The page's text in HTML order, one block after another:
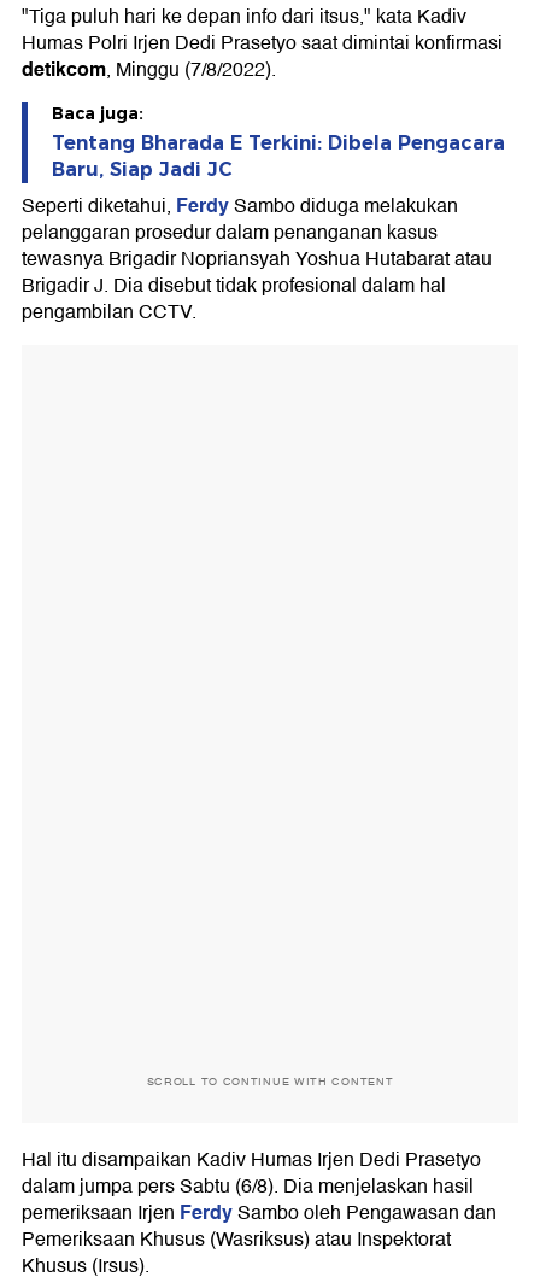
"Tiga puluh hari ke depan info dari itsus," kata Kadiv
Humas Polri Irjen Dedi Prasetyo saat dimintai konfirmasi
detikcom, Minggu (7/8/2022).
Baca juga:
Tentang Bharada E Terkini: Dibela Pengacara
Baru, Siap Jadi JC
Seperti diketahui, FerdySambo diduga melakukan
pelanggaran prosedur dalam penanganan kasus
tewasnya Brigadir Nopriansyah Yoshua Hutabarat atau
Brigadir J. Dia disebut tidak profesional dalam hal
pengambilan CCTV.
SCROLL TO CONTINUE WITH CONTENT
Hal itu disampaikan Kadiv Humas Irjen Dedi Prasetyo
dalam jumpa pers Sabtu (6/8). Dia menjelaskan hasil
pemeriksaan Irjen FerdySambo oleh Pengawasan dan
Pemeriksaan Khusus (Wasriksus) atau Inspektorat
Khusus (Irsus).